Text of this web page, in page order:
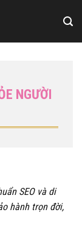
NGƯỜI
SEO và di
hành trọn đời,